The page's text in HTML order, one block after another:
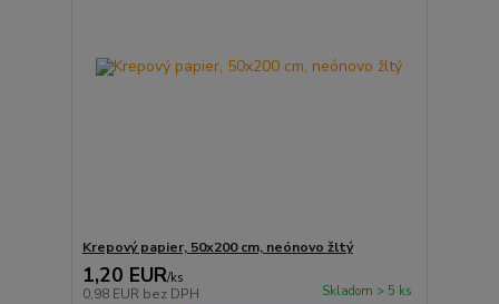
Krepový papier, 50x200 cm, neónovo žltý
1,20 EUR/ks
0,98 EUR bez DPH Skladom > 5 ks